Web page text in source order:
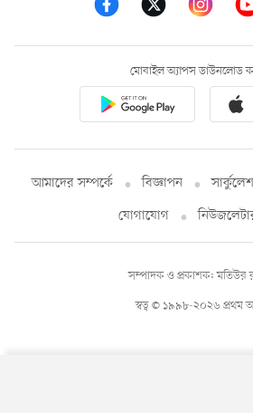
মোবাইল অ্যাপস ডাউনলোড
আমাদের সম্পর্কে বিজ্ঞাপন
যোগাযোগ
স্বত্ব © ১৯৯৮-২০২৬ প্রথম
সম্পাদক ও প্রকাশক: মতিউর